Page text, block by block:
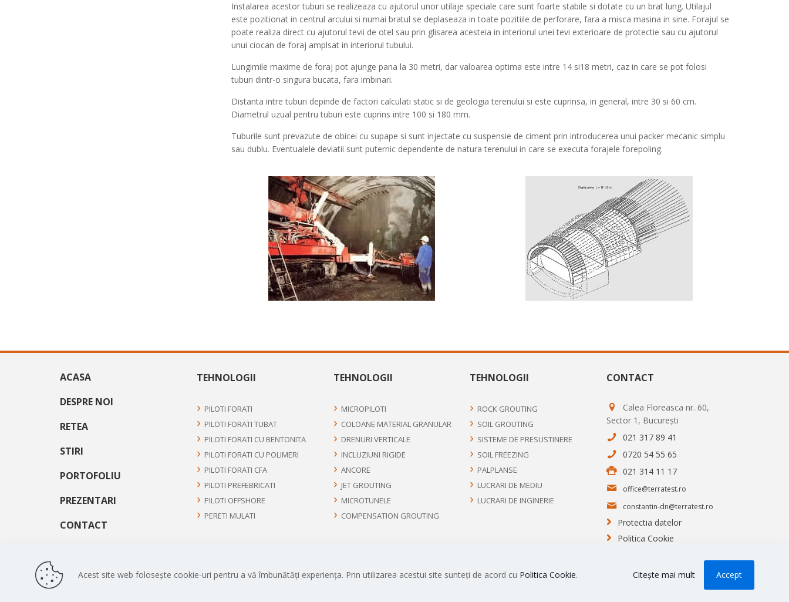
Instalarea acestor tuburi se realizeaza cu ajutorul unor utilaje speciale care sunt foarte stabile si dotate cu un brat lung. Utilajul
este pozitionat in centrul arcului si numai bratul se deplaseaza in toate pozitiile de perforare, fara a misca masina in sine. Forajul se
poate realiza direct cu ajutorul tevii de otel sau prin glisarea acesteia in interiorul unei tevi exterioare de protectie sau cu ajutorul
unui ciocan de foraj amplsat in interiorul tubului.
Lungimile maxime de foraj pot ajunge pana la 30 metri, dar valoarea optima este intre 14 si18 metri, caz in care se pot folosi
tuburi dintr-o singura bucata, fara imbinari.
Distanta intre tuburi depinde de factori calculati static si de geologia terenului si este cuprinsa, in general, intre 30 si 60 cm.
Diametrul uzual pentru tuburi este cuprins intre 100 si 180 mm.
Tuburile sunt prevazute de obicei cu supape si sunt injectate cu suspensie de ciment prin introducerea unui packer mecanic simplu
sau dublu. Eventualele deviatii sunt puternic dependente de natura terenului in care se executa forajele forepoling.
ACASA
DESPRE NOI
RETEA
STIRI
PORTOFOLIU
PREZENTARI
CONTACT
TEHNOLOGII
PILOTI FORATI
PILOTI FORATI TUBAT
PILOTI FORATI CU BENTONITA
PILOTI FORATI CU POLIMERI
PILOTI FORATI CFA
PILOTI PREFEBRICATI
PILOTI OFFSHORE
PERETI MULATI
TEHNOLOGII
MICROPILOTI
COLOANE MATERIAL GRANULAR
DRENURI VERTICALE
INCLUZIUNI RIGIDE
ANCORE
JET GROUTING
MICROTUNELE
COMPENSATION GROUTING
TEHNOLOGII
ROCK GROUTING
SOIL GROUTING
SISTEME DE PRESUSTINERE
SOIL FREEZING
PALPLANSE
LUCRARI DE MEDIU
LUCRARI DE INGINERIE
CONTACT
Calea Floreasca nr. 60,
Sector 1, București
021 317 89 41
0720 54 55 65
021 314 11 17
office@terratest.ro
constantin-dn@terratest.ro
Protectia datelor
Politica Cookie
Copyright © 2026Terratest Geotehnic
Acest site web folosește cookie-uri pentru a vă îmbunătăți experiența. Prin utilizarea acestui site sunteți de acord cu Politica Cookie. Citește mai mult Accept